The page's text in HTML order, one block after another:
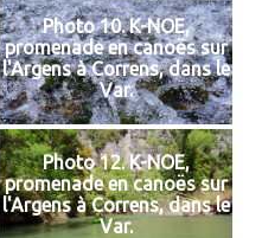
Photo 10. K-NOE,
promenade en canoës sur
l'Argens à Correns, dans le
Var.
Photo 12. K-NOE,
promenade en canoës sur
l'Argens à Correns, dans le
Var.